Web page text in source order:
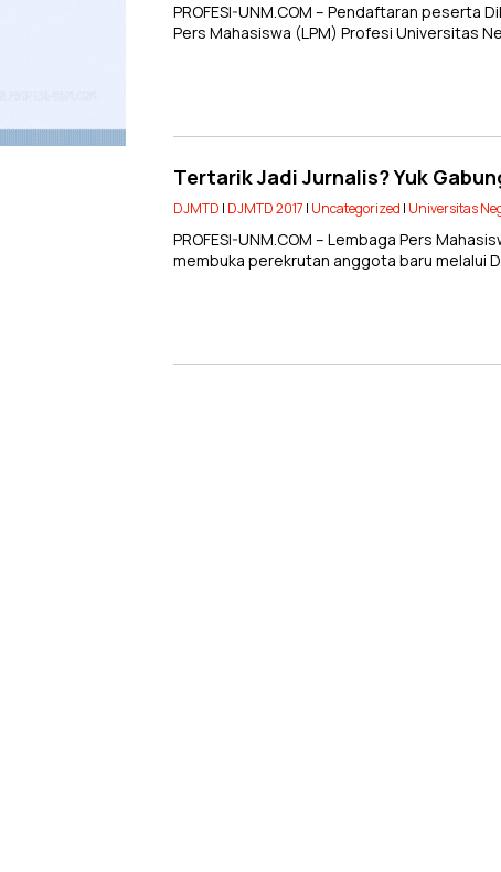
PROFESI-UNM.COM – Pendaftaran peserta
Pers Mahasiswa (LPM) Profesi Universitas
Tertarik Jadi Jurnalis? Yuk
DJMTD | DJMTD 2017 | Uncategorized | Universitas
PROFESI-UNM.COM – Lembaga Pers
membuka perekrutan anggota baru melalui